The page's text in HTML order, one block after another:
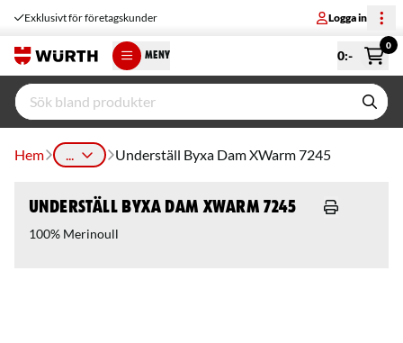
Exklusivt för företagskunder Logga in
MENY 0:-
0
Hem ... Underställ Byxa Dam XWarm 7245
Underställ Byxa Dam XWarm 7245
100% Merinoull